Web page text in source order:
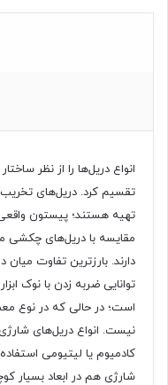
انواع دریل‌ها را از نظر
تقسیم کرد. دریل‌های
تهیه هستند؛ پیستون
مقایسه با دریل‌های
دارند. بارزترین تفاوت
توانایی ضربه زدن با نوک
است؛ در حالی که در نوع
نیست. انواع دریل‌های شارژی
کادمیوم یا لیتیومی